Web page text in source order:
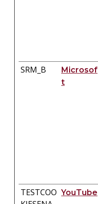
SRM_B
Microsof
t
TESTCOO YouTube